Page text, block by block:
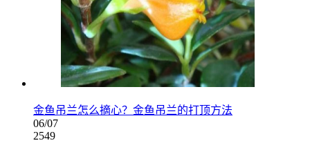
金鱼吊兰怎么摘心？金鱼吊兰的打顶方法
06/07
2549